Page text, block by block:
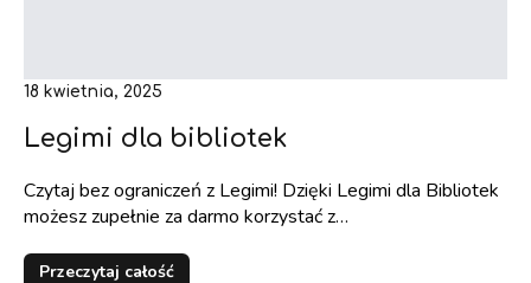
Legimi dla bibliotek
18 kwietnia, 2025
Czytaj bez ograniczeń z Legimi! Dzięki Legimi dla Bibliotek
możesz zupełnie za darmo korzystać z…
Przeczytaj całość